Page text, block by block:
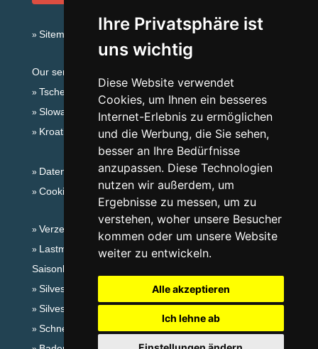
Ihre Privatsphäre ist
uns wichtig
Diese Website verwendet
Cookies, um Ihnen ein besseres
Internet-Erlebnis zu ermöglichen
und die Werbung, die Sie sehen,
besser an Ihre Bedürfnisse
anzupassen. Diese Technologien
nutzen wir außerdem, um
Ergebnisse zu messen, um zu
verstehen, woher unsere Besucher
kommen oder um unsere Website
weiter zu entwickeln.
Alle akzeptieren
Ich lehne ab
Sitemap
Our servers:
Tschechische Gebirge
Slowakische Gebirge
Kroatien
Datenschutz
Cookies
Verzeichnis der Unterkunft
Lastminute Adlergebirge
Saisonlinks:
Silvester Adlergebirge
Silvester im Gebirge 2025/26
Schneehöhen